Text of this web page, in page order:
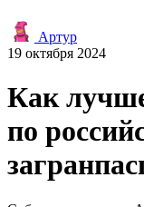
Артур
19 октября 2024
Как
по